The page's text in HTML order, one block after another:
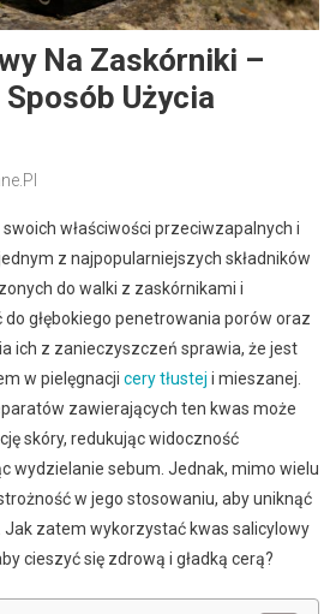
Na Zaskórniki –
Użycia
właściwości przeciwzapalnych i
z najpopularniejszych składników
do walki z zaskórnikami i
głębokiego penetrowania porów oraz
ich z zanieczyszczeń sprawia, że jest
w pielęgnacji cery tłustej i mieszanej.
zawierających ten kwas może
skóry, redukując widoczność
wydzielanie sebum. Jednak, mimo wielu
w jego stosowaniu, aby uniknąć
zatem wykorzystać kwas salicylowy
cieszyć się zdrową i gładką cerą?